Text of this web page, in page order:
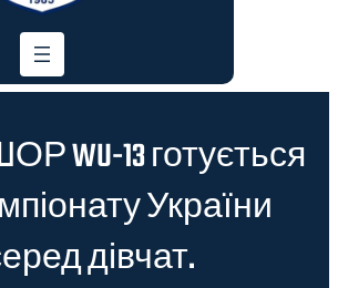
WU-13 готується
України
дівчат.